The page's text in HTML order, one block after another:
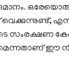
വെക്കുന്നുണ്ട്,
സംരക്ഷണ
ഈ